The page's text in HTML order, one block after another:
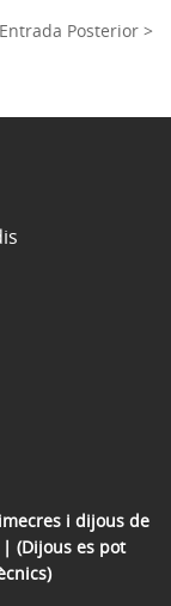
Entrada Posterior >
i dijous de
| (Dijous es pot